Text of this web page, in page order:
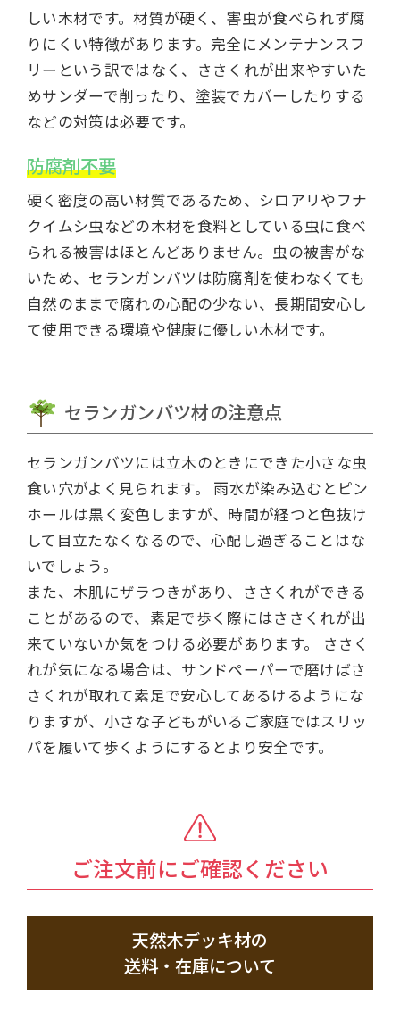
しい木材です。材質が硬く、害虫が食べられず腐
りにくい特徴があります。完全にメンテナンスフ
リーという訳ではなく、ささくれが出来やすいた
めサンダーで削ったり、塗装でカバーしたりする
などの対策は必要です。
防腐剤不要
硬く密度の高い材質であるため、シロアリやフナ
クイムシ虫などの木材を食料としている虫に食べ
られる被害はほとんどありません。虫の被害がな
いため、セランガンバツは防腐剤を使わなくても
自然のままで腐れの心配の少ない、長期間安心し
て使用できる環境や健康に優しい木材です。
セランガンバツ材の注意点
セランガンバツには立木のときにできた小さな虫
食い穴がよく見られます。
雨水が染み込むとピン
ホールは黒く変色しますが、時間が経つと色抜け
して目立たなくなるので、心配し過ぎることはな
いでしょう。
また、木肌にザラつきがあり、ささくれができる
ことがあるので、素足で歩く際にはささくれが出
来ていないか気をつける必要があります。
ささく
れが気になる場合は、サンドペーパーで磨けばさ
さくれが取れて素足で安心してあるけるようにな
りますが、小さな子どもがいるご家庭ではスリッ
パを履いて歩くようにするとより安全です。
ご注文前にご確認ください
天然木デッキ材の
送料・在庫について